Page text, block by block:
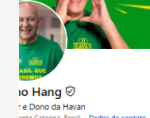
Ainda segundo a
bares e restaurantes
registraram equilíbrio
estabelecimentos no
do observado no mês